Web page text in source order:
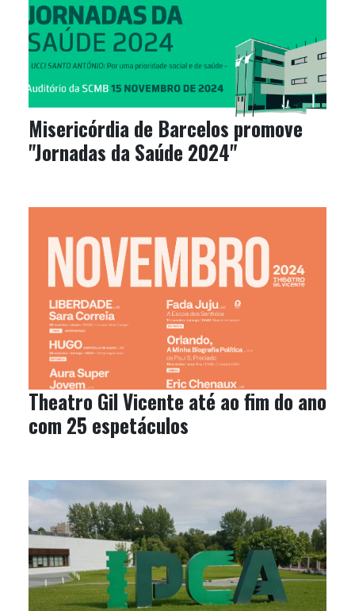
Misericórdia de Barcelos promove
"Jornadas da Saúde 2024"
Theatro Gil Vicente até ao fim do ano
com 25 espetáculos